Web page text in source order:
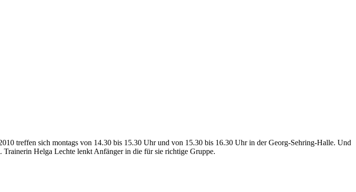
treffen sich montags von 14.30 bis 15.30 Uhr und von 15.30 bis 16.30 Uhr in der Georg-Sehring-Halle. Und
Helga Lechte lenkt Anfänger in die für sie richtige Gruppe.